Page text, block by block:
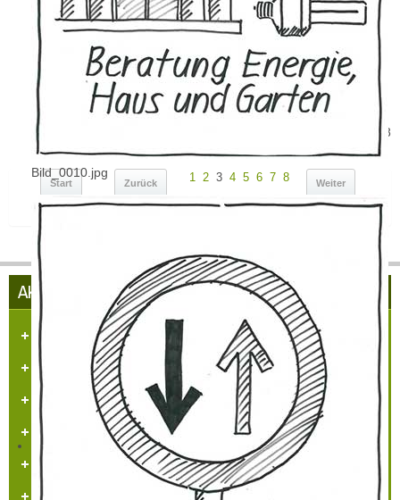
Bild_0010.jpg
Seite 3 von 8
Start Zurück 1 2 3 4 5 6 7 8 Weiter
AKTUELLES AUS HÜLCHRATH
Herzlich Willkommen in Hülchrath
Führungen in der Schloss-Stadt-Hülchrath
Mängelmelder der Stadt GV
Adventsfenster 2025
Arbeitskreissitzung
Veranstaltungskalender